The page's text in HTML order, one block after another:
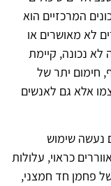
המרכזיים הוא
לא מאושרים או
לא נכונה, קיימת
חימום יתר של
אלא גם לאנשים
נעשה שימוש
כראוי, עלולות
פחמן חד חמצני,